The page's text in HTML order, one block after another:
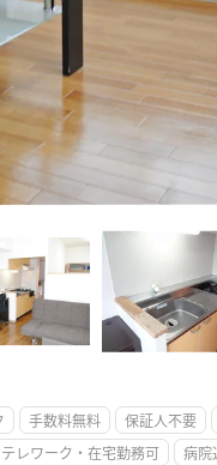
手数料無料 保証人不要
テレワーク・在宅勤務可 病院